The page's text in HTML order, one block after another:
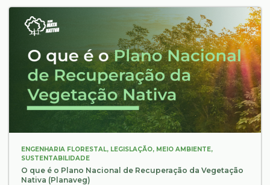
ENGENHARIA FLORESTAL, LEGISLAÇÃO, MEIO AMBIENTE,
SUSTENTABILIDADE
O que é o Plano Nacional de Recuperação da Vegetação
Nativa (Planaveg)